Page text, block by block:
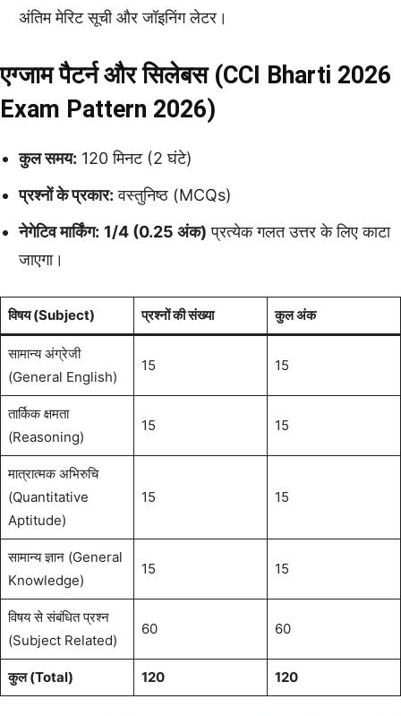
अंतिम मेरिट सूची और जॉइनिंग लेटर।
एग्जाम पैटर्न और सिलेबस (CCI Bharti 2026
Exam Pattern 2026)
कुल समय: 120 मिनट (2 घंटे)
प्रश्नों के प्रकार: वस्तुनिष्ठ (MCQs)
नेगेटिव मार्किंग: 1/4 (0.25 अंक) प्रत्येक गलत उत्तर के लिए काटा
जाएगा।
विषय (Subject) प्रश्नों की संख्या कुल अंक
सामान्य अंग्रेजी
(General English)
15 15
तार्किक क्षमता
(Reasoning)
15 15
मात्रात्मक अभिरुचि
(Quantitative
Aptitude)
15 15
सामान्य ज्ञान (General
Knowledge)
15 15
विषय से संबंधित प्रश्न
(Subject Related)
60 60
कुल (Total) 120 120